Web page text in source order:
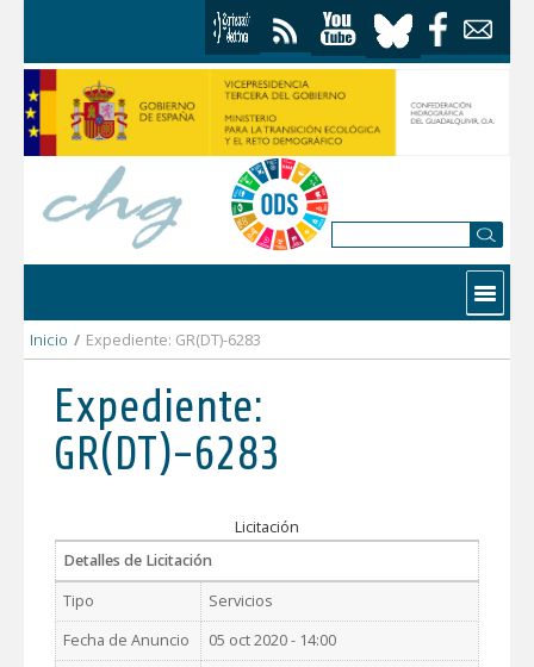
Contactar
Inicio / Expediente: GR(DT)-6283
Expediente:
GR(DT)-6283
Licitación
Detalles de Licitación
Tipo
Servicios
Fecha de Anuncio
05 oct 2020 - 14:00